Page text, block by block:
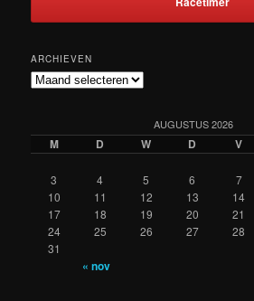
ARCHIEVEN
Archieven
AUGUSTUS 2026
M D W D V
3
4 5 6 7
10
11 12 13 14
17
18 19 20 21
24
25 26 27 28
31
« nov